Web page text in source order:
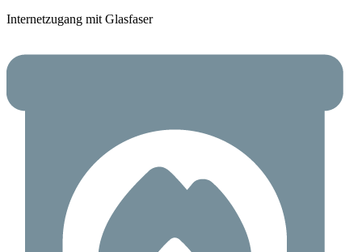
Internetzugang mit Glasfaser